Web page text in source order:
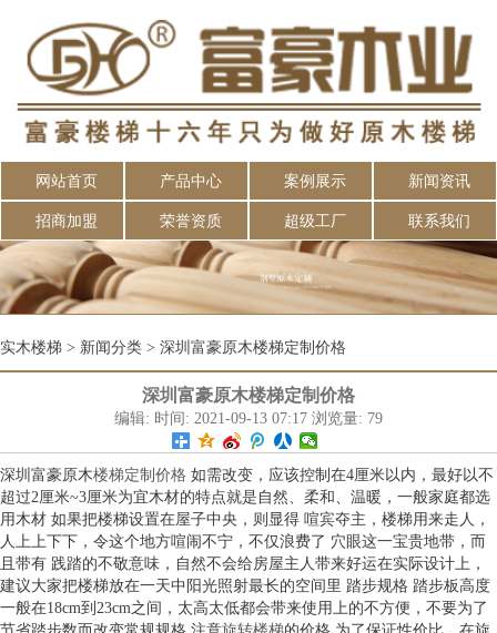
网站首页 产品中心 案例展示 新闻资讯
招商加盟 荣誉资质 超级工厂 联系我们
实木楼梯 > 新闻分类 > 深圳富豪原木楼梯定制价格
深圳富豪原木楼梯定制价格
编辑: 时间: 2021-09-13 07:17 浏览量: 79
深圳富豪原木楼梯定制价格 如需改变，应该控制在4厘米以内，最好以不
超过2厘米~3厘米为宜木材的特点就是自然、柔和、温暖，一般家庭都选
用木材 如果把楼梯设置在屋子中央，则显得 喧宾夺主，楼梯用来走人，
人上上下下，令这个地方喧闹不宁，不仅浪费了 穴眼这一宝贵地带，而
且带有 践踏的不敬意味，自然不会给房屋主人带来好运在实际设计上，
建议大家把楼梯放在一天中阳光照射最长的空间里 踏步规格 踏步板高度
一般在18cm到23cm之间，太高太低都会带来使用上的不方便，不要为了